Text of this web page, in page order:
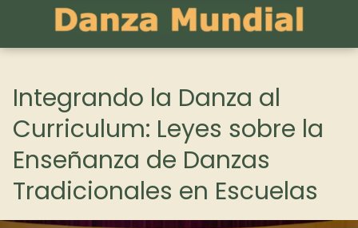
Integrando la Danza al
Curriculum: Leyes sobre la
Enseñanza de Danzas
Tradicionales en Escuelas